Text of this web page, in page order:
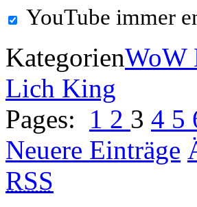
YouTube immer
KategorienWoW
Lich King
Pages:
1 2 3 4 5
Neuere Einträge
RSS